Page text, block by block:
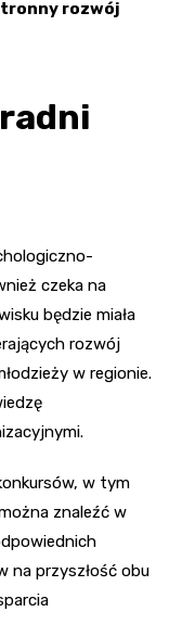
rozwój
czeka na
będzie miała
rozwój
w regionie.
w tym
znaleźć w
na przyszłość obu